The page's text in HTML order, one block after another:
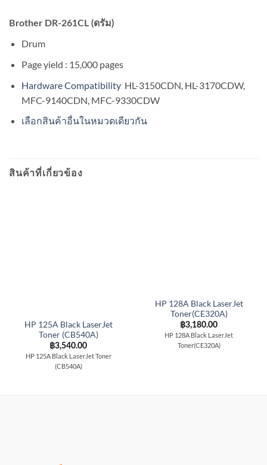
Brother DR-261CL (ดรัม)
Drum
Page yield : 15,000 pages
Hardware Compatibility HL-3150CDN, HL-3170CDW,
MFC-9140CDN, MFC-9330CDW
เลือกสินค้าอื่นในหมวดเดียวกัน
สินค้าที่เกี่ยวข้อง
HP 125A Black LaserJet
Toner (CB540A)
฿3,540.00
HP 125A Black LaserJet Toner
(CB540A)
HP 128A Black LaserJet
Toner(CE320A)
฿3,180.00
HP 128A Black LaserJet
Toner(CE320A)